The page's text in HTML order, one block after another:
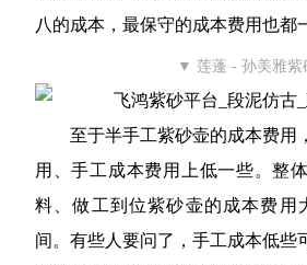
八的成本，最保守的成本费用也都
▼ 莲蓬 - 孙美雅紫
至于半手工紫砂壶的成本费用
用、手工成本费用上低一些。整
料、做工到位紫砂壶的成本费用
间。有些人要问了，手工成本低些